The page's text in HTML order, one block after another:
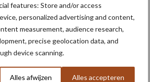
features: Store and/or access
personalized advertising and content,
measurement, audience research,
precise geolocation data, and
device scanning.
Alles afwijzen Alles accepteren
"Hoge verwachtingen van schijven
voor kouters"
Oogst biologische aardappelen in
volle gang